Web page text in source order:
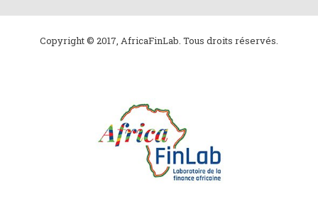
Copyright © 2017, AfricaFinLab. Tous droits réservés.